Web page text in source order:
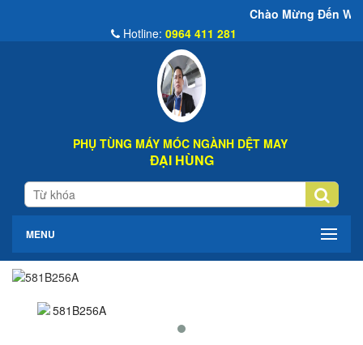
Chào Mừng Đến Website Đại
Hotline: 0964 411 281
PHỤ TÙNG MÁY MÓC NGÀNH DỆT MAY
ĐẠI HÙNG
MENU